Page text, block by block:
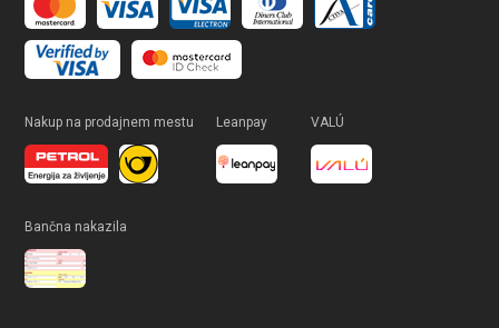
Nakup na prodajnem mestu Leanpay VALÚ
Bančna nakazila